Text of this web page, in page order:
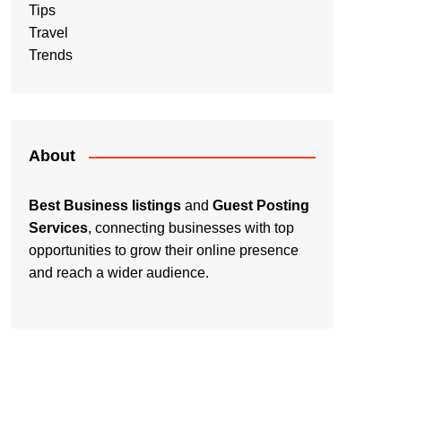
Tips
Travel
Trends
About
Best Business listings and Guest Posting
Services, connecting businesses with top
opportunities to grow their online presence
and reach a wider audience.